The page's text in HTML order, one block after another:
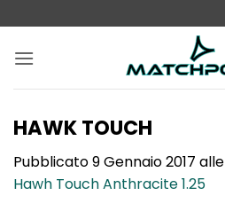
ai
contenuti
HAWK TOUCH
Pubblicato9 Gennaio 2017 alle
Hawh Touch Anthracite 1.25